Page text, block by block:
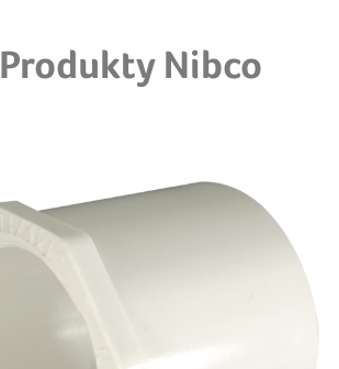
Produkty Nibco